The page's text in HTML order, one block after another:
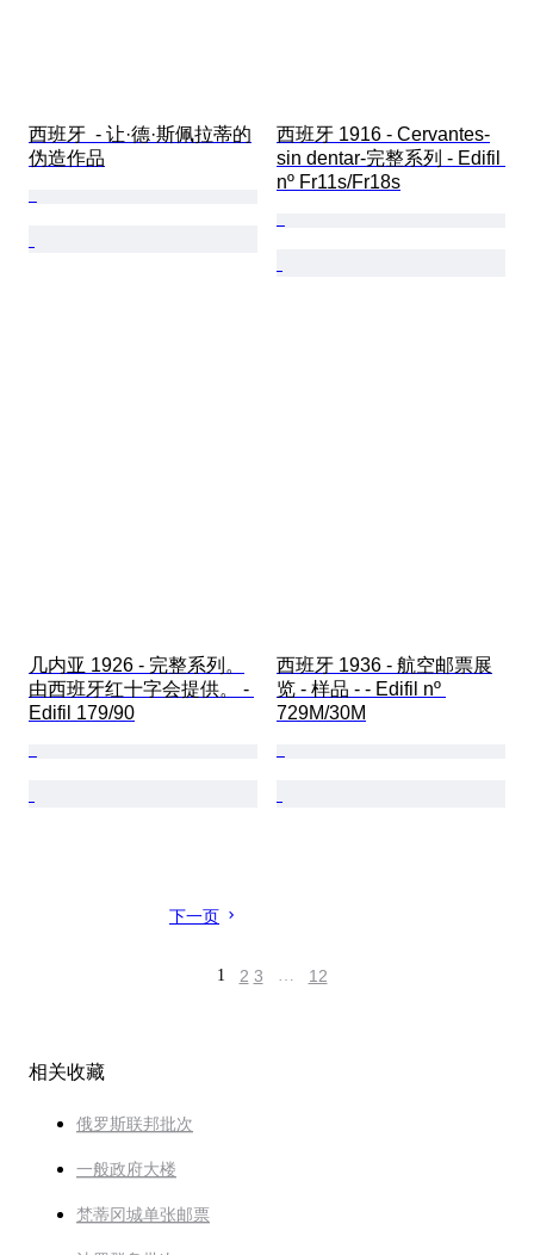
西班牙  - 让·德·斯佩拉蒂的
伪造作品
西班牙 1916 - Cervantes-
sin dentar-完整系列 - Edifil
nº Fr11s/Fr18s
几内亚 1926 - 完整系列。
由西班牙红十字会提供。 -
Edifil 179/90
西班牙 1936 - 航空邮票展
览 - 样品 - - Edifil nº
729M/30M
下一页
1 2 3 … 12
相关收藏
俄罗斯联邦批次
一般政府大楼
梵蒂冈城单张邮票